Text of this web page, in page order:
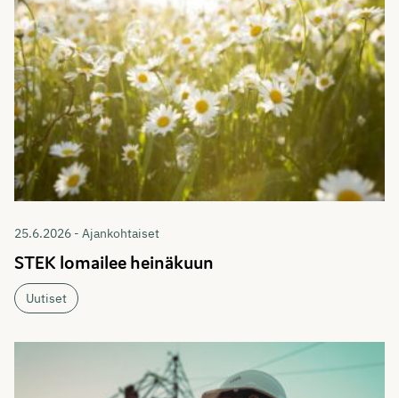
25.6.2026 - Ajankohtaiset
STEK lomailee heinäkuun
Uutiset